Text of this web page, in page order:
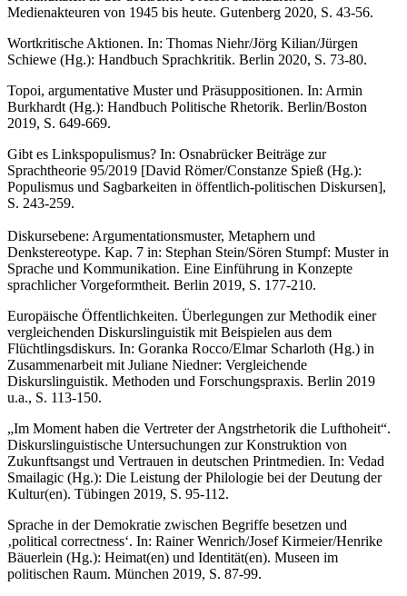
Medienakteuren von 1945 bis heute. Gutenberg 2020, S. 43-56.
Wortkritische Aktionen. In: Thomas Niehr/Jörg Kilian/Jürgen
Schiewe (Hg.): Handbuch Sprachkritik. Berlin 2020, S. 73-80.
Topoi, argumentative Muster und Präsuppositionen. In: Armin
Burkhardt (Hg.): Handbuch Politische Rhetorik. Berlin/Boston
2019, S. 649-669.
Gibt es Linkspopulismus? In: Osnabrücker Beiträge zur
Sprachtheorie 95/2019 [David Römer/Constanze Spieß (Hg.):
Populismus und Sagbarkeiten in öffentlich-politischen Diskursen],
S. 243-259.
Diskursebene: Argumentationsmuster, Metaphern und
Denkstereotype. Kap. 7 in: Stephan Stein/Sören Stumpf: Muster in
Sprache und Kommunikation. Eine Einführung in Konzepte
sprachlicher Vorgeformtheit. Berlin 2019, S. 177-210.
Europäische Öffentlichkeiten. Überlegungen zur Methodik einer
vergleichenden Diskurslinguistik mit Beispielen aus dem
Flüchtlingsdiskurs. In: Goranka Rocco/Elmar Scharloth (Hg.) in
Zusammenarbeit mit Juliane Niedner: Vergleichende
Diskurslinguistik. Methoden und Forschungspraxis. Berlin 2019
u.a., S. 113-150.
„Im Moment haben die Vertreter der Angstrhetorik die Lufthoheit“.
Diskurslinguistische Untersuchungen zur Konstruktion von
Zukunftsangst und Vertrauen in deutschen Printmedien. In: Vedad
Smailagic (Hg.): Die Leistung der Philologie bei der Deutung der
Kultur(en). Tübingen 2019, S. 95-112.
Sprache in der Demokratie zwischen Begriffe besetzen und
‚political correctness‘. In: Rainer Wenrich/Josef Kirmeier/Henrike
Bäuerlein (Hg.): Heimat(en) und Identität(en). Museen im
politischen Raum. München 2019, S. 87-99.